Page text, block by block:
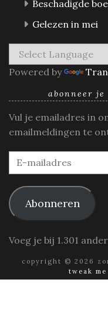
Beschadigde
Gelezen in mei
Powered by
abonneer
Vul je emailadres in
emailmeldingen te
E-
mailadres
Abonneren
Voeg je bij 1.301
copyright © 2026
tweak